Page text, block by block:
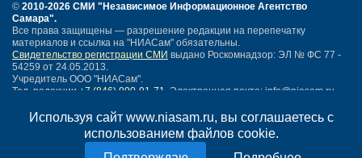
Используя сайт www.niasam.ru, вы соглашаетесь с
использованием файлов cookie.
© 2010-2026 СМИ "Независимое Информационное Агентство
Самара".
Все права защищены — разрешение редакции на перепечатку
материалов и ссылка на "НИАСам" обязательны.
Свидетельство регистрации СМИ выдано Роскомнадзор: ЭЛ № ФС 77 -
54259 от 24.05.2013.
Учредитель ООО "НИАСам".
Тел. редакции +7 (846) 990-91-71. Электронная почта: info@niasam.ru
Написать письмо